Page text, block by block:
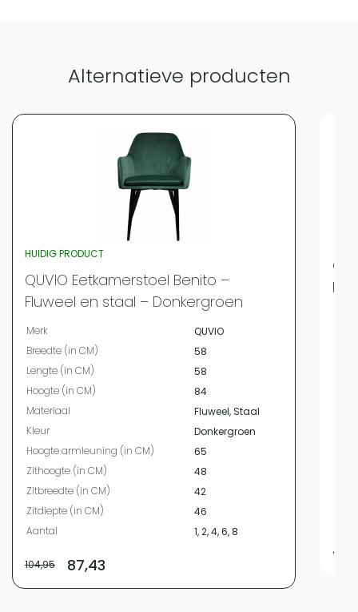
Alternatieve producten
HUIDIG PRODUCT
QUVIO Eetkamerstoel Benito –
Fluweel en staal – Donkergroen
Merk
QUVIO
Breedte (in CM)
58
Lengte (in CM)
58
Hoogte (in CM)
84
Materiaal
Fluweel, Staal
Kleur
Donkergroen
Hoogte armleuning (in CM)
65
Zithoogte (in CM)
48
Zitbreedte (in CM)
42
Zitdiepte (in CM)
46
Aantal
1, 2, 4, 6, 8
104,95 87,43